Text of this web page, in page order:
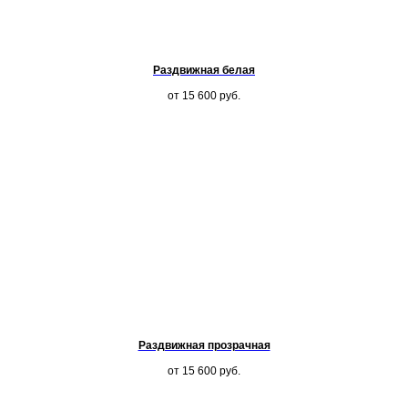
Раздвижная белая
от 15 600 руб.
Раздвижная прозрачная
от 15 600 руб.